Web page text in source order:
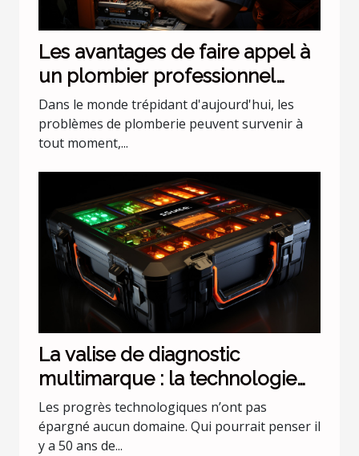
Les avantages de faire appel à
un plombier professionnel
pour les urgences nocturnes
Dans le monde trépidant d'aujourd'hui, les
problèmes de plomberie peuvent survenir à
tout moment,...
La valise de diagnostic
multimarque : la technologie
évolue !
Les progrès technologiques n’ont pas
épargné aucun domaine. Qui pourrait penser il
y a 50 ans de...